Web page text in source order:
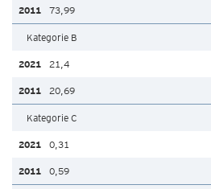
73,99
Kategorie B
21,4
20,69
Kategorie C
0,31
0,59